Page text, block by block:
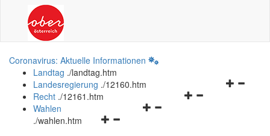
Coronavirus: Aktuelle Informationen
Landtag ./landtag.htm
Navigationsmenü
Landesregierung ./12160.htm
Navigationsmenü
Recht ./12161.htm
Navigationsmenü
Wahlen
./wahlen.htm